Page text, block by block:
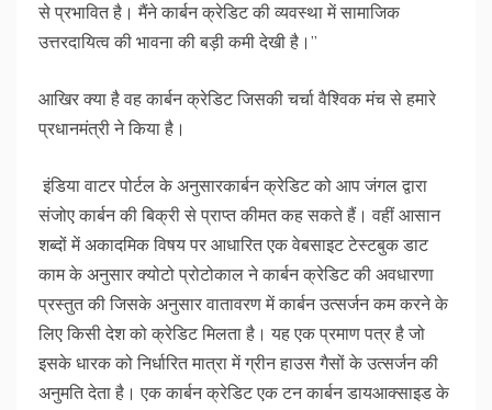
से प्रभावित है। मैंने कार्बन क्रेडिट की व्यवस्था में सामाजिक
उत्तरदायित्व की भावना की बड़ी कमी देखी है।’’
आखिर क्या है वह कार्बन क्रेडिट जिसकी चर्चा वैश्विक मंच से हमारे
प्रधानमंत्री ने किया है।
इंडिया वाटर पोर्टल के अनुसारकार्बन क्रेडिट को आप जंगल द्वारा
संजोए कार्बन की बिक्री से प्राप्त कीमत कह सकते हैं। वहीं आसान
शब्दों में अकादमिक विषय पर आधारित एक वेबसाइट टेस्टबुक डाट
काम के अनुसार क्योटो प्रोटोकाल ने कार्बन क्रेडिट की अवधारणा
प्रस्तुत की जिसके अनुसार वातावरण में कार्बन उत्सर्जन कम करने के
लिए किसी देश को क्रेडिट मिलता है। यह एक प्रमाण पत्र है जो
इसके धारक को निर्धारित मात्रा में ग्रीन हाउस गैसों के उत्सर्जन की
अनुमति देता है। एक कार्बन क्रेडिट एक टन कार्बन डायआक्साइड के